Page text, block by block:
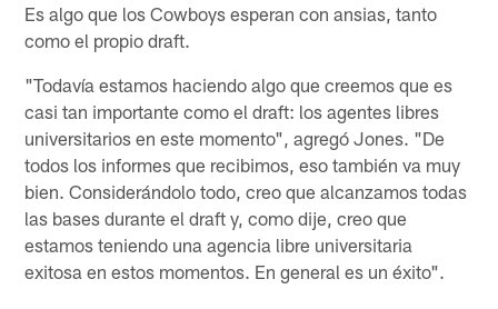
Es algo que los Cowboys esperan con ansias, tanto
como el propio draft.
"Todavía estamos haciendo algo que creemos que es
casi tan importante como el draft: los agentes libres
universitarios en este momento", agregó Jones. "De
todos los informes que recibimos, eso también va muy
bien. Considerándolo todo, creo que alcanzamos todas
las bases durante el draft y, como dije, creo que
estamos teniendo una agencia libre universitaria
exitosa en estos momentos. En general es un éxito".